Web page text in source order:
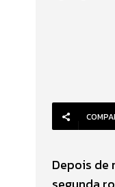
Depois de